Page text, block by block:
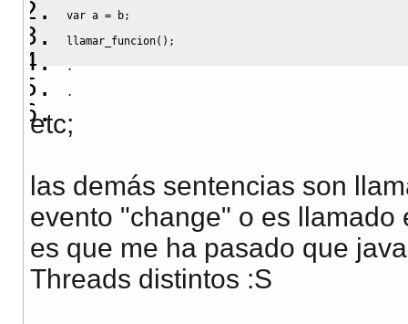
var a = b;
llamar_funcion( ) ;
.
.
.
etc;
las demás sentencias son
evento "change" o es llamado
es que me ha pasado que
Threads distintos :S